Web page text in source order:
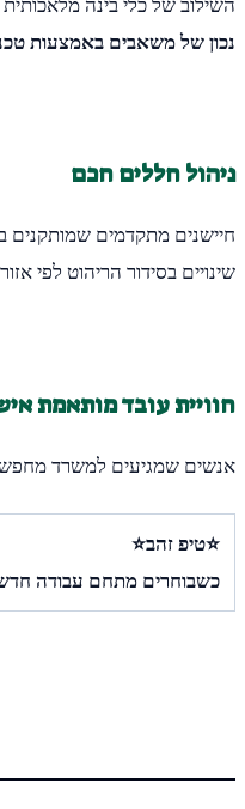
השילוב של כלי בינה
נכון של משאבים באמצעות
ניהול חללים חכם
חיישנים מתקדמים שמותקנים
שינויים בסידור הריהוט לפי
חוויית עובד מותאמת
אנשים שמגיעים למשרד
⭐טיפ זהב⭐
כשבוחרים מתחם עבודה